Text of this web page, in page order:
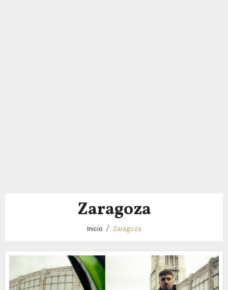
Zaragoza
Inicio Zaragoza